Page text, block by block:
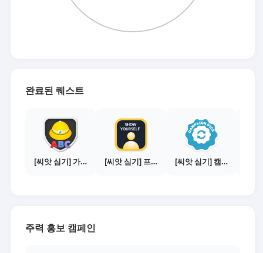
완료된 퀘스트
[씨앗 심기] 가이드보기 - 매체별 활동 가이드 [씨앗 심기] 프로필 사진 등록하기 [씨앗 심기] 캠페인 전환하기
주력 홍보 캠페인